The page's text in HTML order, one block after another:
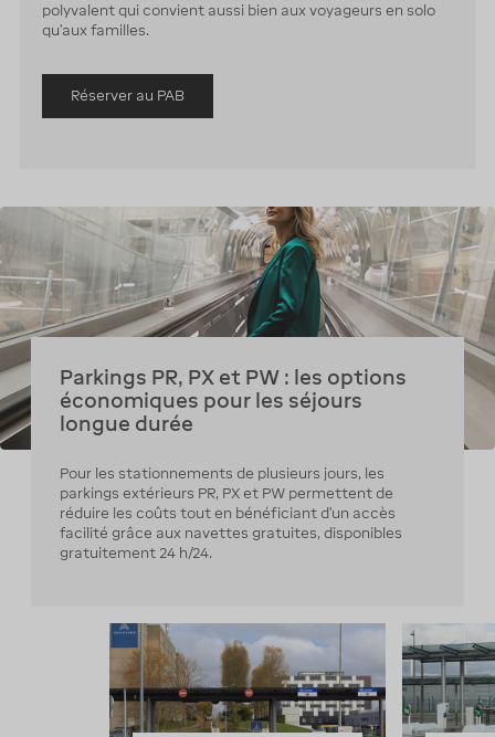
polyvalent qui convient aussi bien aux voyageurs en solo
qu’aux familles.
Réserver au PAB
Parkings PR, PX et PW : les options
économiques pour les séjours
longue durée
Pour les stationnements de plusieurs jours, les
parkings extérieurs PR, PX et PW permettent de
réduire les coûts tout en bénéficiant d’un accès
facilité grâce aux navettes gratuites, disponibles
gratuitement 24 h/24.